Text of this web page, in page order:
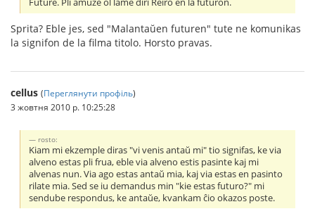
Future. Pli amuze ol lame diri Reiro en la futuron.
Sprita? Eble jes, sed "Malantaŭen futuren" tute ne komunikas
la signifon de la filma titolo. Horsto pravas.
cellus (Переглянути профіль)
3 жовтня 2010 р. 10:25:28
rosto:
Kiam mi ekzemple diras "vi venis antaŭ mi" tio signifas, ke via
alveno estas pli frua, eble via alveno estis pasinte kaj mi
alvenas nun. Via ago estas antaŭ mia, kaj via estas en pasinto
rilate mia. Sed se iu demandus min "kie estas futuro?" mi
sendube respondus, ke antaŭe, kvankam ĉio okazos poste.